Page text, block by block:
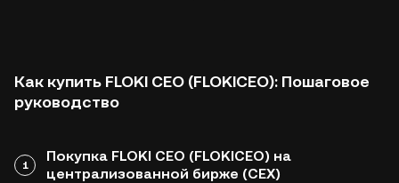
Как купить FLOKI CEO (FLOKICEO): Пошаговое
руководство
1
Покупка FLOKI CEO (FLOKICEO) на
централизованной бирже (CEX)